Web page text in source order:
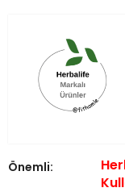
Önemli: